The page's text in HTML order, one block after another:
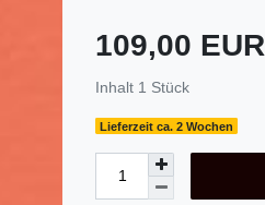
109,00 EUR
Inhalt 1 Stück
Lieferzeit ca. 2 Wochen